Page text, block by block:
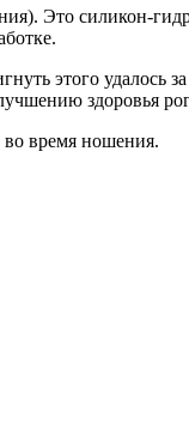
Это силикон-
этого удалось
здоровья
во время ношения.